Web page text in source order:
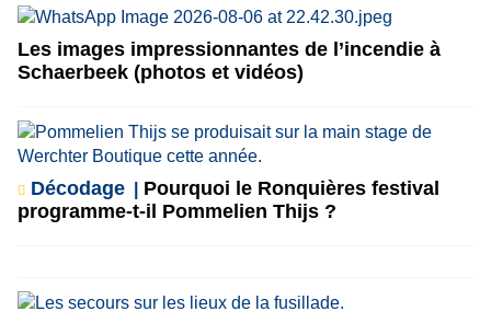
Les images impressionnantes de l’incendie à
Schaerbeek (photos et vidéos)
Décodage
Pourquoi le Ronquières festival
programme-t-il Pommelien Thijs ?